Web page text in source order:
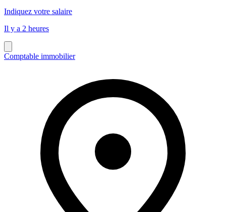
Indiquez votre salaire
Il y a 2 heures
Comptable immobilier